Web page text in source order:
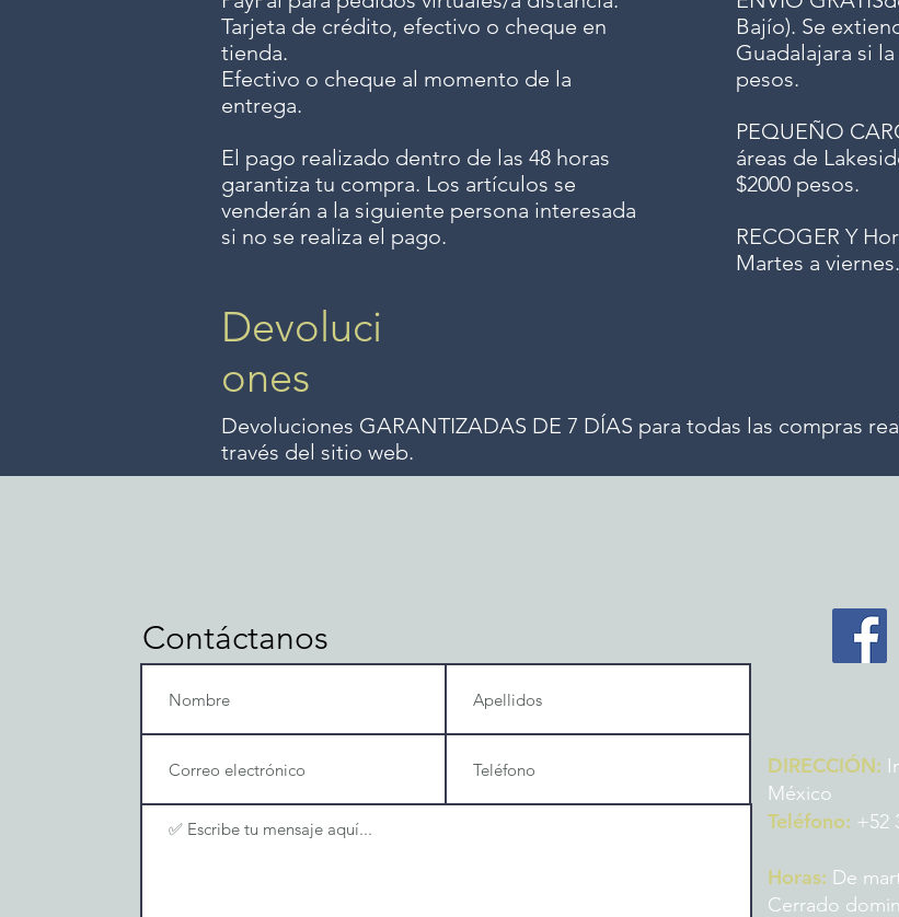
Tarjeta de crédito, efectivo o cheque en
tienda.
Efectivo o cheque al momento de la
entrega.
El pago realizado dentro de las 48 horas
garantiza tu compra. Los artículos se
venderán a la siguiente persona interesada
si no se realiza el pago.
Bajío). Se
Guadalajara si
pesos.
PEQUEÑO
áreas de
$2000 pesos.
RECOGER Y
Martes a viernes.
Devoluci
ones
Devoluciones GARANTIZADAS DE 7 DÍAS para todas las compras
través del sitio web.
Contáctanos
DIRECCIÓN:
México
Teléfono: +52
Horas: De
Cerrado